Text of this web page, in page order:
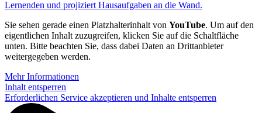
Sie sehen gerade einen Platzhalterinhalt von YouTube. Um auf den
eigentlichen Inhalt zuzugreifen, klicken Sie auf die Schaltfläche
unten. Bitte beachten Sie, dass dabei Daten an Drittanbieter
weitergegeben werden.
Mehr Informationen
Inhalt entsperren
Erforderlichen Service akzeptieren und Inhalte entsperren